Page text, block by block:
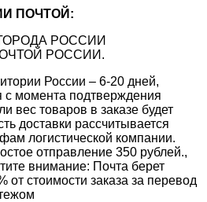
ПОЧТОЙ:
РОССИИ
РОССИИ.
России – 6-20 дней,
с момента подтверждения
вес товаров в заказе будет
доставки рассчитывается
логистической компании.
отправление 350 рублей.,
внимание: Почта берет
от стоимости заказа за перевод